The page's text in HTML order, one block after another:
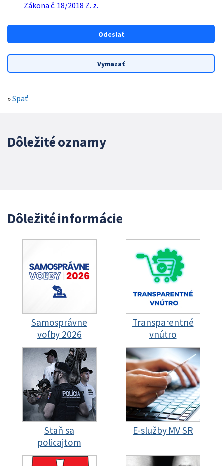
Zákona č. 18/2018 Z. z.
»Späť
Dôležité oznamy
Dôležité informácie
Samosprávne
voľby 2026
Transparentné
vnútro
Staň sa
policajtom
E-služby MV SR